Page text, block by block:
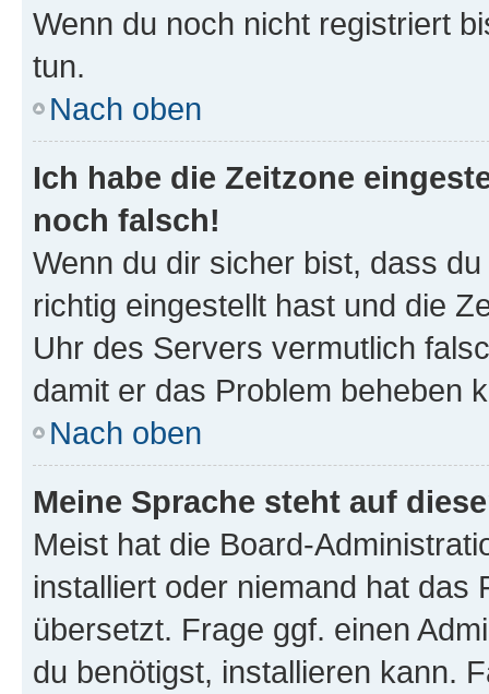
Wenn du noch nicht registriert
tun.
Nach oben
Ich habe die Zeitzone
noch falsch!
Wenn du dir sicher bist, dass
richtig eingestellt hast und die
Uhr des Servers vermutlich
damit er das Problem beheben
Nach oben
Meine Sprache steht auf
Meist hat die Board-
installiert oder niemand hat das
übersetzt. Frage ggf. einen
du benötigst, installieren kann.